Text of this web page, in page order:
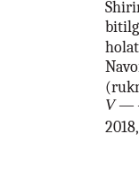
V —